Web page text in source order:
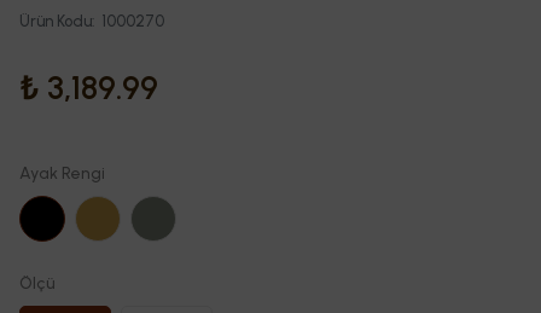
Ürün Kodu: 1000270
₺ 3,189.99
Ayak Rengi
Ölçü